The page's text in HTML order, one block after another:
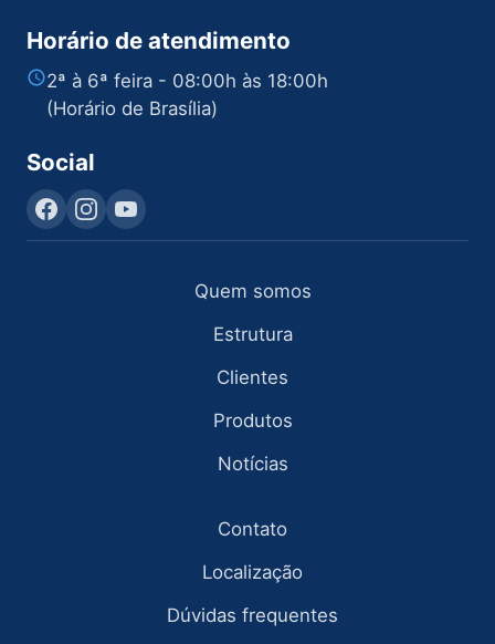
Horário de atendimento
2ª à 6ª feira - 08:00h às 18:00h
(Horário de Brasília)
Social
Quem somos
Estrutura
Clientes
Produtos
Notícias
Contato
Localização
Dúvidas frequentes